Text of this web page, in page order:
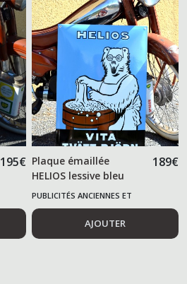
195€ Plaque émaillée
HELIOS lessive bleu
189€
PUBLICITÉS ANCIENNES ET
ALIMENTAIRES
AJOUTER